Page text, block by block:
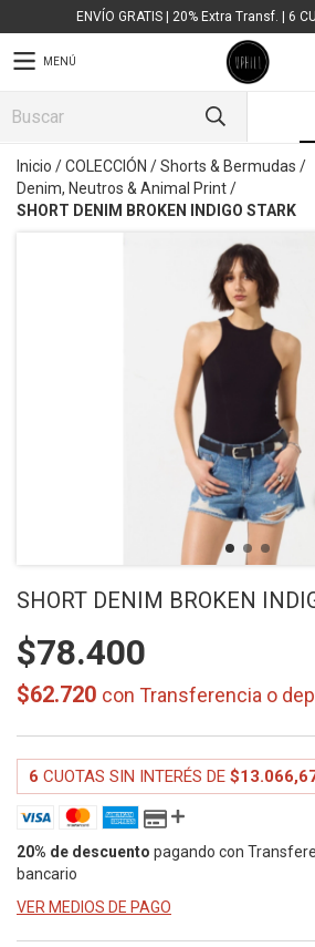
ENVÍO GRATIS | 20% Extra Transf. | 6
MENÚ
Inicio /COLECCIÓN /Shorts & Bermudas /
Denim, Neutros & Animal Print/
SHORT DENIM BROKEN INDIGO STARK
SHORT DENIM BROKEN
$78.400
$62.720 con Transferencia o
6 CUOTAS SIN INTERÉS DE
20% de descuento pagando con
bancario
VER MEDIOS DE PAGO